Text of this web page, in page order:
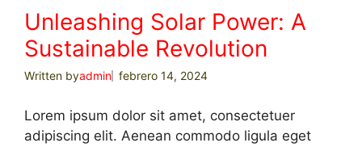
Unleashing Solar Power: A
Sustainable Revolution
Written byadmin febrero 14, 2024
Lorem ipsum dolor sit amet, consectetuer
adipiscing elit. Aenean commodo ligula eget